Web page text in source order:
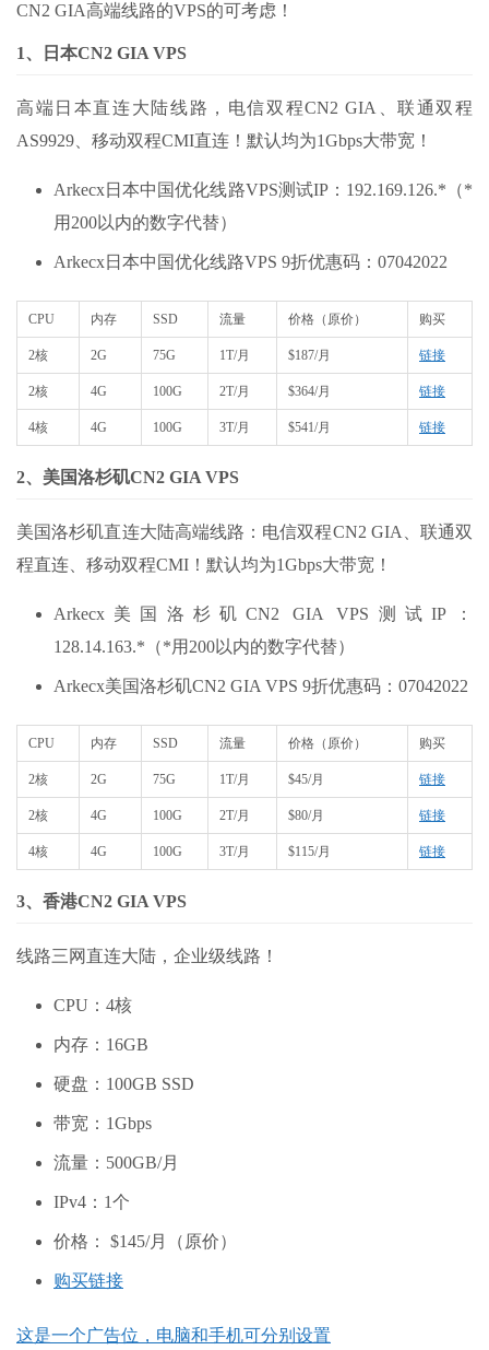
CN2 GIA高端线路的VPS的可考虑！
1、日本CN2 GIA VPS
高端日本直连大陆线路，电信双程CN2 GIA、联通双程
AS9929、移动双程CMI直连！默认均为1Gbps大带宽！
Arkecx日本中国优化线路VPS测试IP：192.169.126.*（*
用200以内的数字代替）
Arkecx日本中国优化线路VPS 9折优惠码：07042022
CPU 内存 SSD 流量 价格（原价） 购买
2核 2G 75G 1T/月 $187/月 链接
2核 4G 100G 2T/月 $364/月 链接
4核 4G 100G 3T/月 $541/月 链接
2、美国洛杉矶CN2 GIA VPS
美国洛杉矶直连大陆高端线路：电信双程CN2 GIA、联通双
程直连、移动双程CMI！默认均为1Gbps大带宽！
Arkecx美国洛杉矶CN2 GIA VPS测试IP：
128.14.163.*（*用200以内的数字代替）
Arkecx美国洛杉矶CN2 GIA VPS 9折优惠码：07042022
CPU 内存 SSD 流量 价格（原价） 购买
2核 2G 75G 1T/月 $45/月 链接
2核 4G 100G 2T/月 $80/月 链接
4核 4G 100G 3T/月 $115/月 链接
3、香港CN2 GIA VPS
线路三网直连大陆，企业级线路！
CPU：4核
内存：16GB
硬盘：100GB SSD
带宽：1Gbps
流量：500GB/月
IPv4：1个
价格： $145/月（原价）
购买链接
这是一个广告位，电脑和手机可分别设置